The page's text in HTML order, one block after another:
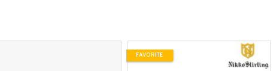
FAVORITE